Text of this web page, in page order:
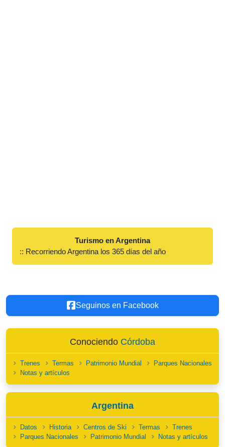
Turismo en Argentina
:: Recorriendo Argentina los 365 días del año
Seguinos en Facebook
Conociendo Córdoba
Trenes Termas Patrimonio Mundial
Parques Nacionales
Notas y artículos
Argentina
Datos Historia Centros de Ski Termas
Trenes
Parques Nacionales
Patrimonio Mundial Notas y artículos